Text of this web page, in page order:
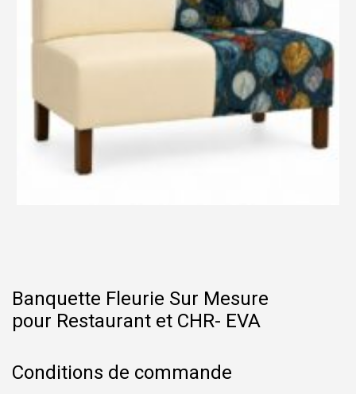
Banquette Fleurie Sur Mesure
pour Restaurant et CHR- EVA
Conditions de commande